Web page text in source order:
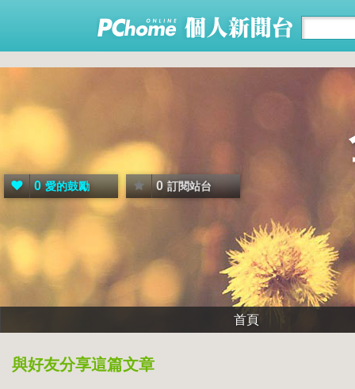
0 愛的鼓勵 0 訂閱站台
首頁
與好友分享這篇文章